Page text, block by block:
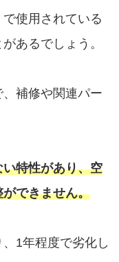
使用されている
あるでしょう。
補修や関連パー
特性があり、空
できません。
1年程度で劣化し